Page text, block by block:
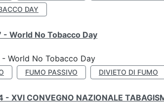
DAY
- World No Tobacco Day
- World No Tobacco Day
FUMO PASSIVO DIVIETO DI FUMO
- XVI CONVEGNO NAZIONALE